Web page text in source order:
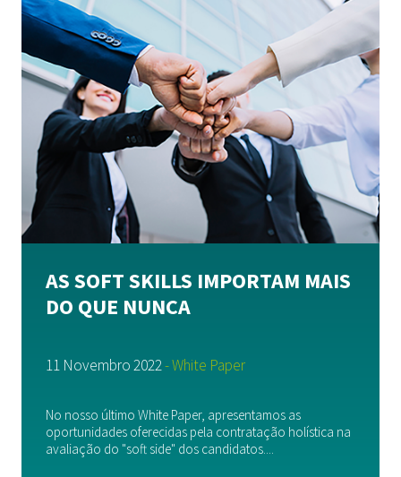
AS SOFT SKILLS IMPORTAM MAIS
DO QUE NUNCA
11 Novembro 2022- White Paper
No nosso último White Paper, apresentamos as
oportunidades oferecidas pela contratação holística na
avaliação do "soft side" dos candidatos....